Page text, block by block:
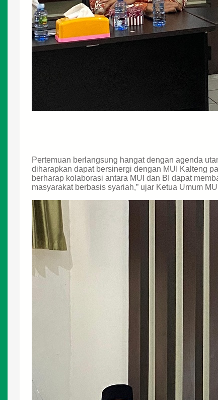
Pertemuan berlangsung hangat dengan agenda
diharapkan dapat bersinergi dengan MUI Kalteng
berharap kolaborasi antara MUI dan BI dapat
masyarakat berbasis syariah,” ujar Ketua Umum